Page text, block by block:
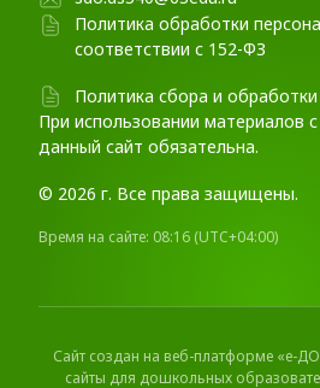
Политика обработки
соответствии с 152-ФЗ
Политика сбора и
При использовании материалов
данный сайт обязательна.
© 2026 г. Все права защищены.
Время на сайте: 08:16 (UTC+04:00)
Сайт создан на веб-платформе «е-
сайты для дошкольных